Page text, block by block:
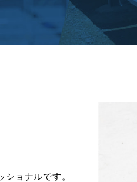
ョナルです。